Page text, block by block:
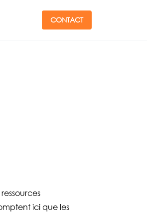
CONTACT
ici que les